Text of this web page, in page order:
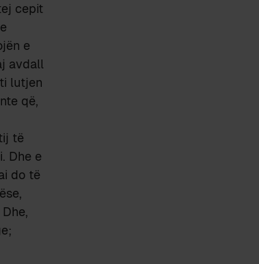
cepit
e
avdall
lutjen
që,
të
Dhe e
do të